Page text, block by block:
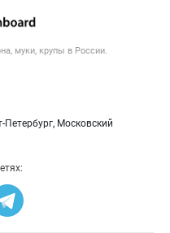
муки, крупы в России.
Петербург, Московский
данных